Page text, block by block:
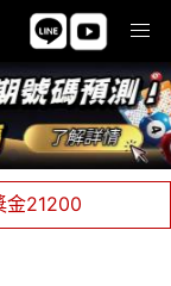
金21200